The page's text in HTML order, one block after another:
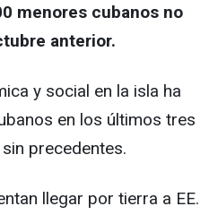
menores cubanos no
anterior.
y social en la isla ha
en los últimos tres
precedentes.
llegar por tierra a EE.